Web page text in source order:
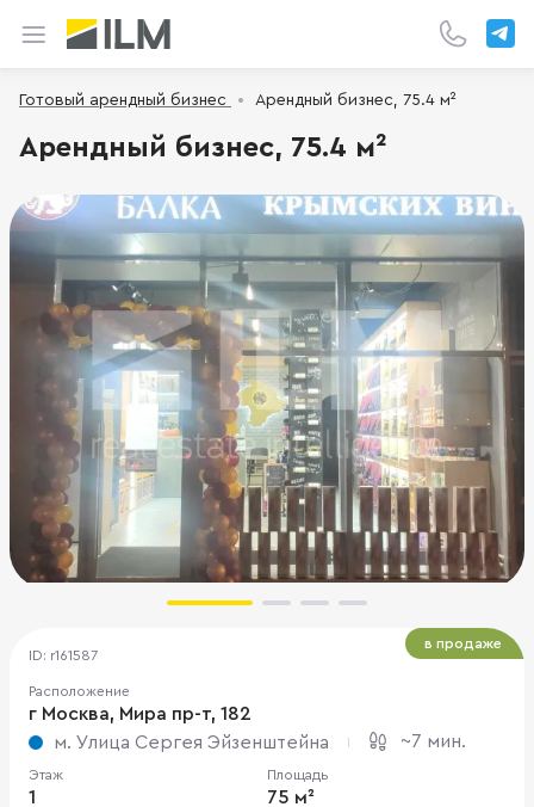
Готовый арендный бизнес Арендный бизнес, 75.4 м²
Арендный бизнес, 75.4 м²
ID: r161587
Расположение
г Москва, Мира пр-т, 182
м. Улица Сергея Эйзенштейна
~7 мин.
Этаж
1
Площадь
75 м²
в продаже